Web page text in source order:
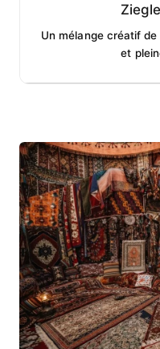
Un mélange créatif
et